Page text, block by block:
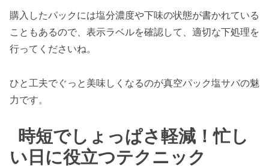
購入したパックには塩分濃度や下味の状態が書かれている
こともあるので、表示ラベルを確認して、適切な下処理を
行ってくださいね。
ひと工夫でぐっと美味しくなるのが真空パック塩サバの魅
力です。
時短でしょっぱさ軽減！忙し
い日に役立つテクニック